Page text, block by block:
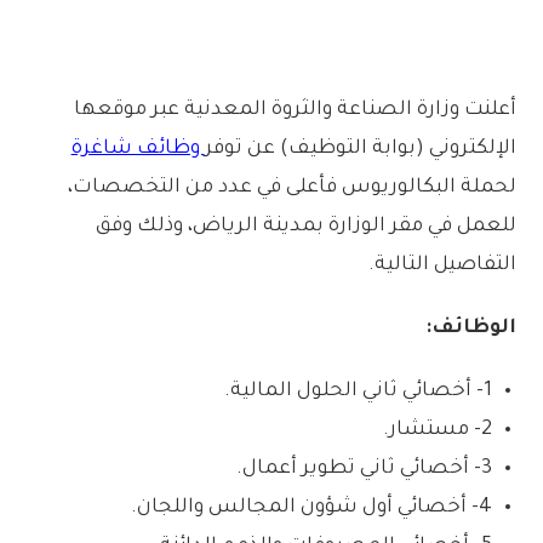
أعلنت وزارة الصناعة والثروة المعدنية عبر موقعها
الإلكتروني (بوابة التوظيف) عن توفر وظائف شاغرة
لحملة البكالوريوس فأعلى في عدد من التخصصات،
للعمل في مقر الوزارة بمدينة الرياض، وذلك وفق
التفاصيل التالية.
الوظائف:
1- أخصائي ثاني الحلول المالية.
2- مستشار.
3- أخصائي ثاني تطوير أعمال.
4- أخصائي أول شؤون المجالس واللجان.